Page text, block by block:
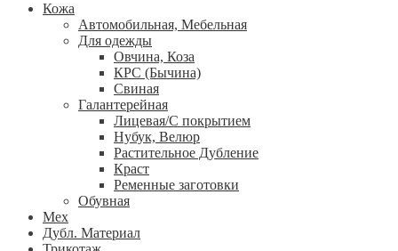
Кожа
Автомобильная, Мебельная
Для одежды
Овчина, Коза
КРС (Бычина)
Свиная
Галантерейная
Лицевая/С покрытием
Нубук, Велюр
Растительное Дубление
Краст
Ременные заготовки
Обувная
Мех
Дубл. Материал